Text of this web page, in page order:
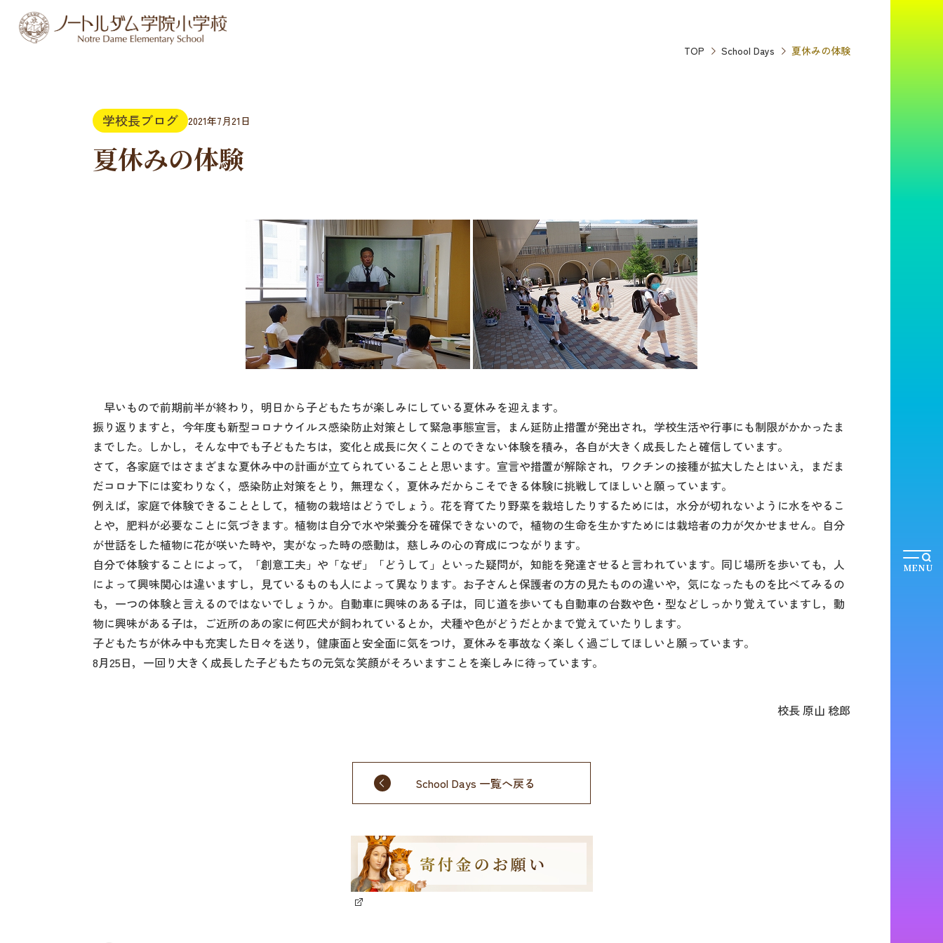
MENU
TOP School Days 夏休みの体験
学校長ブログ 2021年7月21日
夏休みの体験
早いもので前期前半が終わり，明日から子どもたちが楽しみにしている夏休みを迎えます。
振り返りますと，今年度も新型コロナウイルス感染防止対策として緊急事態宣言，まん延防止措置が発出され，学校生活や行事にも制限がかかったま
までした。しかし，そんな中でも子どもたちは，変化と成長に欠くことのできない体験を積み，各自が大きく成長したと確信しています。
さて，各家庭ではさまざまな夏休み中の計画が立てられていることと思います。宣言や措置が解除され，ワクチンの接種が拡大したとはいえ，まだま
だコロナ下には変わりなく，感染防止対策をとり，無理なく，夏休みだからこそできる体験に挑戦してほしいと願っています。
例えば，家庭で体験できることとして，植物の栽培はどうでしょう。花を育てたり野菜を栽培したりするためには，水分が切れないように水をやるこ
とや，肥料が必要なことに気づきます。植物は自分で水や栄養分を確保できないので，植物の生命を生かすためには栽培者の力が欠かせません。自分
が世話をした植物に花が咲いた時や，実がなった時の感動は，慈しみの心の育成につながります。
自分で体験することによって，「創意工夫」や「なぜ」「どうして」といった疑問が，知能を発達させると言われています。同じ場所を歩いても，人
によって興味関心は違いますし，見ているものも人によって異なります。お子さんと保護者の方の見たものの違いや，気になったものを比べてみるの
も，一つの体験と言えるのではないでしょうか。自動車に興味のある子は，同じ道を歩いても自動車の台数や色・型などしっかり覚えていますし，動
物に興味がある子は，ご近所のあの家に何匹犬が飼われているとか，犬種や色がどうだとかまで覚えていたりします。
子どもたちが休み中も充実した日々を送り，健康面と安全面に気をつけ，夏休みを事故なく楽しく過ごしてほしいと願っています。
8月25日，一回り大きく成長した子どもたちの元気な笑顔がそろいますことを楽しみに待っています。
校長 原山 稔郎
School Days 一覧へ戻る